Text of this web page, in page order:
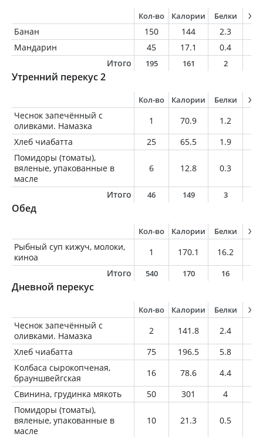
Кол-во Калории Белки
Банан 150 144 2.3
Мандарин
45 17.1 0.4
Итого
195 161 2
Утренний перекус 2
Кол-во Калории Белки
Чеснок запечённый с
оливками. Намазка
1 70.9 1.2
Хлеб чиабатта
25 65.5 1.9
Помидоры (томаты),
вяленые, упакованные в
масле
6 12.8 0.3
Итого 46 149 3
Обед
Кол-во Калории Белки
Рыбный суп кижуч, молоки,
киноа
1 170.1 16.2
Итого
540 170 16
Дневной перекус
Кол-во Калории Белки
Чеснок запечённый с
оливками. Намазка
2 141.8 2.4
Хлеб чиабатта
75 196.5 5.8
Колбаса сырокопченая,
брауншвейгская
16 78.6 4.4
Свинина, грудинка мякоть
50 301 4
Помидоры (томаты),
вяленые, упакованные в
масле
10 21.3 0.5